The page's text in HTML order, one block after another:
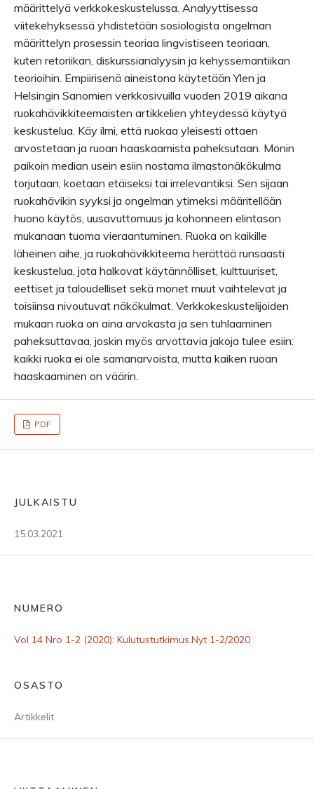
määrittelyä verkkokeskustelussa. Analyyttisessa
viitekehyksessä yhdistetään sosiologista ongelman
määrittelyn prosessin teoriaa lingvistiseen teoriaan,
kuten retoriikan, diskurssianalyysin ja kehyssemantiikan
teorioihin. Empiirisenä aineistona käytetään Ylen ja
Helsingin Sanomien verkkosivuilla vuoden 2019 aikana
ruokahävikkiteemaisten artikkelien yhteydessä käytyä
keskustelua. Käy ilmi, että ruokaa yleisesti ottaen
arvostetaan ja ruoan haaskaamista paheksutaan. Monin
paikoin median usein esiin nostama ilmastonäkökulma
torjutaan, koetaan etäiseksi tai irrelevantiksi. Sen sijaan
ruokahävikin syyksi ja ongelman ytimeksi määritellään
huono käytös, uusavuttomuus ja kohonneen elintason
mukanaan tuoma vieraantuminen. Ruoka on kaikille
läheinen aihe, ja ruokahävikkiteema herättää runsaasti
keskustelua, jota halkovat käytännölliset, kulttuuriset,
eettiset ja taloudelliset sekä monet muut vaihtelevat ja
toisiinsa nivoutuvat näkökulmat. Verkkokeskustelijoiden
mukaan ruoka on aina arvokasta ja sen tuhlaaminen
paheksuttavaa, joskin myös arvottavia jakoja tulee esiin:
kaikki ruoka ei ole samanarvoista, mutta kaiken ruoan
haaskaaminen on väärin.
PDF
JULKAISTU
15.03.2021
NUMERO
Vol 14 Nro 1-2 (2020): Kulutustutkimus.Nyt 1-2/2020
OSASTO
Artikkelit